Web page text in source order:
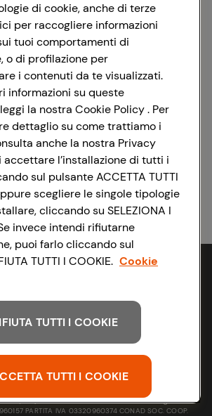
Registrati con Google
con Facebook
Registrati con Apple
59 | 40127 BOLOGNA Codice Fiscale e Registro
PARTITA IVA 03320960374 CONAD SOC. COOP.
di cookie, anche di terze
per raccogliere informazioni
tuoi comportamenti di
o di profilazione per
i contenuti da te visualizzati.
informazioni su queste
la nostra Cookie Policy . Per
dettaglio su come trattiamo i
anche la nostra Privacy
accettare l’installazione di tutti i
sul pulsante ACCETTA TUTTI
scegliere le singole tipologie
cliccando su SELEZIONA I
invece intendi rifiutarne
puoi farlo cliccando sul
TUTTI I COOKIE. Cookie
TUTTI I COOKIE
ACCETTA TUTTI I COOKIE